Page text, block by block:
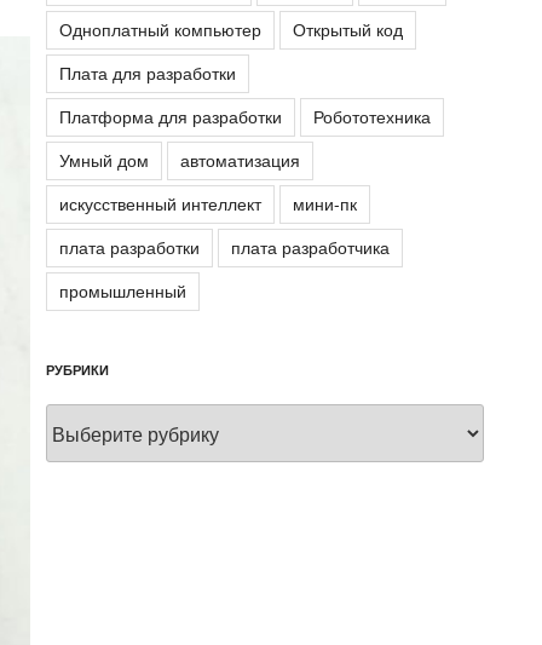
Одноплатный компьютер
Открытый код
Плата для разработки
Платформа для разработки
Робототехника
Умный дом
автоматизация
искусственный интеллект
мини-пк
плата разработки
плата разработчика
промышленный
РУБРИКИ
Рубрики